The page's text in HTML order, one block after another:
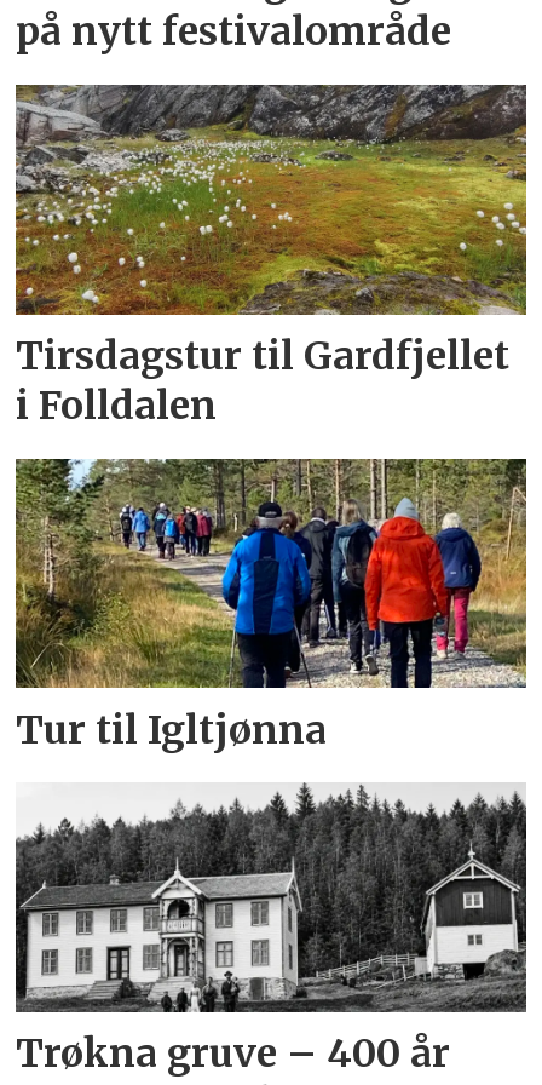
på nytt festivalområde
Tirsdagstur til Gardfjellet
i Folldalen
Tur til Igltjønna
Trøkna gruve – 400 år